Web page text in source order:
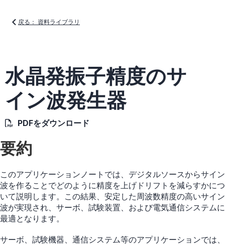
戻る： 資料ライブラリ
水晶発振子精度のサ
イン波発生器
PDFをダウンロード
要約
このアプリケーションノートでは、デジタルソースからサイン
波を作ることでどのように精度を上げドリフトを減らすかにつ
いて説明します。この結果、安定した周波数精度の高いサイン
波が実現され、サーボ、試験装置、および電気通信システムに
最適となります。
サーボ、試験機器、通信システム等のアプリケーションでは、